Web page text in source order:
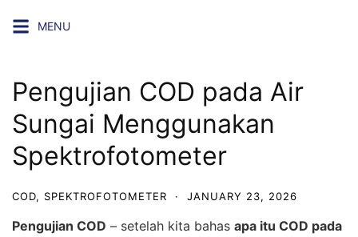
MENU
Pengujian COD pada Air
Sungai Menggunakan
Spektrofotometer
COD, SPEKTROFOTOMETER · JANUARY 23, 2026
Pengujian COD – setelah kita bahas apa itu COD pada